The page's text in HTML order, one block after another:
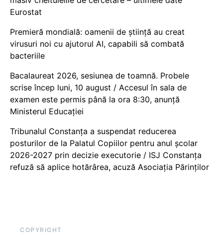
Eurostat
Premieră mondială: oamenii de știință au creat
virusuri noi cu ajutorul AI, capabili să combată
bacteriile
Bacalaureat 2026, sesiunea de toamnă. Probele
scrise încep luni, 10 august / Accesul în sala de
examen este permis până la ora 8:30, anunță
Ministerul Educației
Tribunalul Constanța a suspendat reducerea
posturilor de la Palatul Copiilor pentru anul școlar
2026-2027 prin decizie executorie / ISJ Constanța
refuză să aplice hotărârea, acuză Asociația Părinților
COPYRIGHT